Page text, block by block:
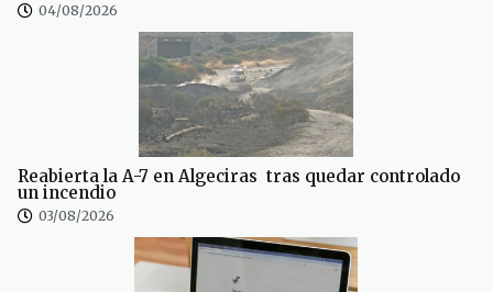
04/08/2026
Reabierta la A-7 en Algeciras tras quedar controlado
un incendio
03/08/2026